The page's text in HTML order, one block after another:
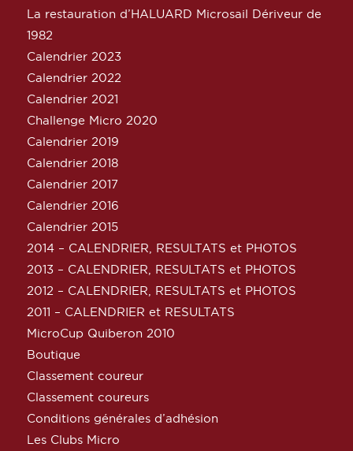
La restauration d’HALUARD Microsail Dériveur de
1982
Calendrier 2023
Calendrier 2022
Calendrier 2021
Challenge Micro 2020
Calendrier 2019
Calendrier 2018
Calendrier 2017
Calendrier 2016
Calendrier 2015
2014 – CALENDRIER, RESULTATS et PHOTOS
2013 – CALENDRIER, RESULTATS et PHOTOS
2012 – CALENDRIER, RESULTATS et PHOTOS
2011 – CALENDRIER et RESULTATS
MicroCup Quiberon 2010
Boutique
Classement coureur
Classement coureurs
Conditions générales d’adhésion
Les Clubs Micro